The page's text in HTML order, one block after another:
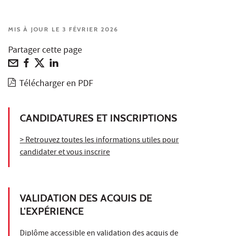
MIS À JOUR LE 3 FÉVRIER 2026
Partager cette page
Télécharger en PDF
CANDIDATURES ET INSCRIPTIONS
> Retrouvez toutes les informations utiles pour
candidater et vous inscrire
VALIDATION DES ACQUIS DE
L'EXPÉRIENCE